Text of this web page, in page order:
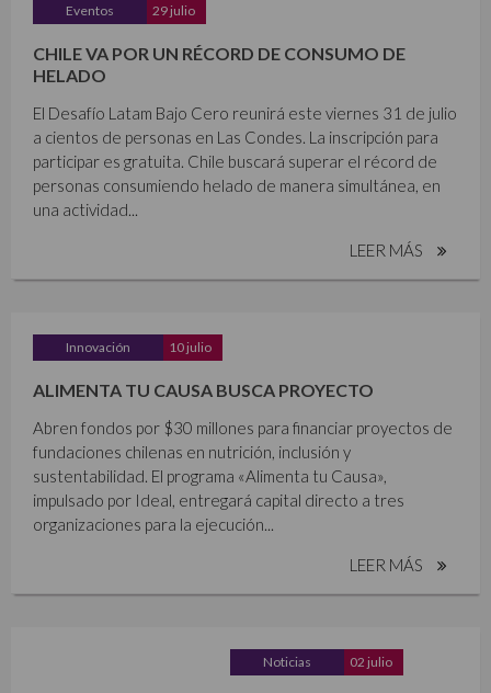
Eventos 29 julio
CHILE VA POR UN RÉCORD DE CONSUMO DE
HELADO
El Desafío Latam Bajo Cero reunirá este viernes 31 de julio
a cientos de personas en Las Condes. La inscripción para
participar es gratuita. Chile buscará superar el récord de
personas consumiendo helado de manera simultánea, en
una actividad...
LEER MÁS
Innovación 10 julio
ALIMENTA TU CAUSA BUSCA PROYECTO
Abren fondos por $30 millones para financiar proyectos de
fundaciones chilenas en nutrición, inclusión y
sustentabilidad. El programa «Alimenta tu Causa»,
impulsado por Ideal, entregará capital directo a tres
organizaciones para la ejecución...
LEER MÁS
Noticias 02 julio